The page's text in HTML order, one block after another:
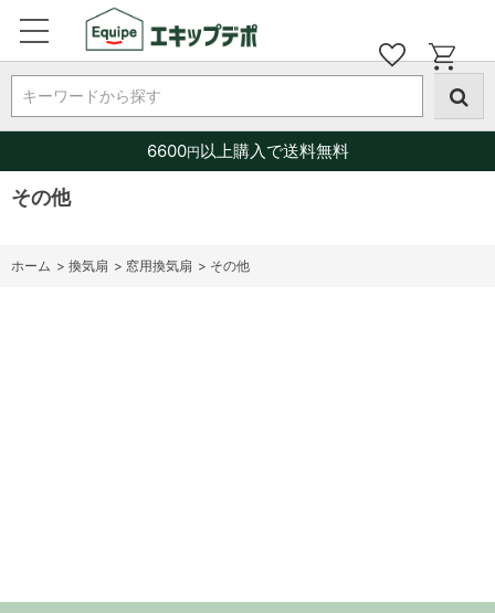
キーワードから探す
6600円以上購入で送料無料
その他
ホーム > 換気扇 > 窓用換気扇 > その他